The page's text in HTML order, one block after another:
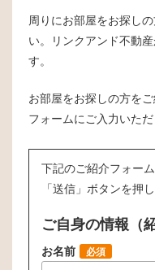
周りにお部屋をお探し
い。リンクアンド不動
す。
お部屋をお探しの方を
フォームにご入力いただ
下記のご紹介フォー
「送信」ボタンを押
ご自身の情報（
お名前 必須